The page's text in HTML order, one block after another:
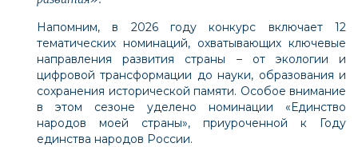
Напомним, в 2026 году конкурс включает 12
тематических номинаций, охватывающих ключевые
направления развития страны – от экологии и
цифровой трансформации до науки, образования и
сохранения исторической памяти. Особое внимание
в этом сезоне уделено номинации «Единство
народов моей страны», приуроченной к Году
единства народов России.